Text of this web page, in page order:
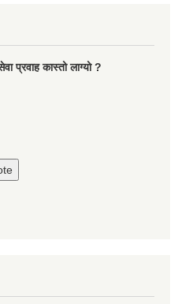
प्रवाह कास्तो लाग्यो ?